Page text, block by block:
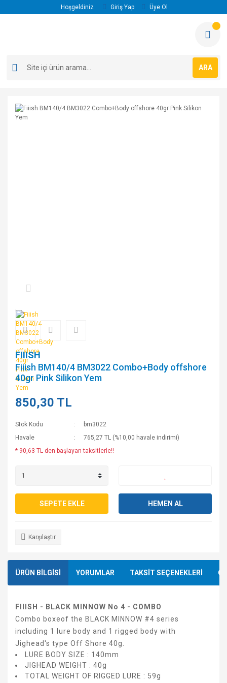
Hoşgeldiniz Giriş Yap Üye Ol
ARA
FIIISH
Fiiish BM140/4 BM3022 Combo+Body offshore
40gr Pink Silikon Yem
850,30 TL
Stok Kodu
bm3022
Havale
765,27 TL (%10,00 havale indirimi)
* 90,63 TL den başlayan taksitlerle!!
SEPETE EKLE HEMEN AL
Karşılaştır
ÜRÜN BİLGİSİ YORUMLAR TAKSİT SEÇENEKLERİ
FIIISH - BLACK MINNOW No 4 - COMBO
Combo boxeof the BLACK MINNOW #4 series
including 1 lure body and 1 rigged body with
Jighead's type Off Shore 40g.
LURE BODY SIZE : 140mm
JIGHEAD WEIGHT : 40g
TOTAL WEIGHT OF RIGGED LURE : 59g